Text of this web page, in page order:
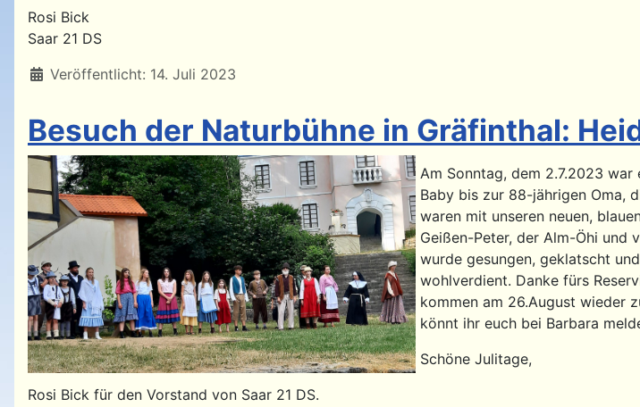
Rosi Bick
Saar 21 DS
Details
Veröffentlicht: 14. Juli 2023
Besuch der Naturbühne in Gräfinthal:
Am Sonntag, dem 2.7.2023
Baby bis zur 88-jährigen Oma,
waren mit unseren neuen,
Geißen-Peter, der Alm-Öhi und
wurde gesungen, geklatscht
wohlverdient. Danke fürs
kommen am 26.August wieder
könnt ihr euch bei Barbara
Schöne Julitage,
Rosi Bick für den Vorstand von Saar 21 DS.